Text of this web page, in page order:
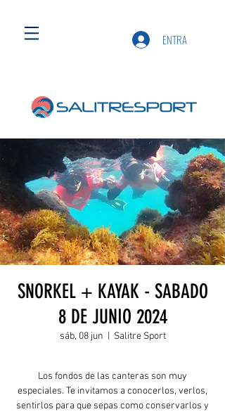
ENTRA
SNORKEL + KAYAK - SABADO
8 DE JUNIO 2024
sáb, 08 jun Salitre Sport
Los fondos de las canteras son muy
especiales. Te invitamos a conocerlos, verlos,
sentirlos para que sepas como conservarlos y